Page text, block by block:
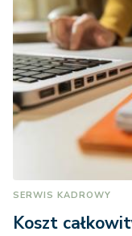
SERWIS KADROWY
Koszt